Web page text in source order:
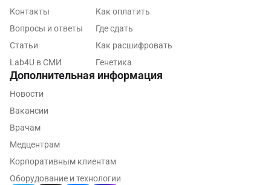
Пятигорск
Реутов
Ростов-на-Дону
Рязань
Самара
Контакты
Вопросы и ответы
Статьи
Lab4U в СМИ
Как оплатить
Где сдать
Как расшифровать
Генетика
Дополнительная информация
Новости
Вакансии
Врачам
Медцентрам
Корпоративным клиентам
Оборудование и технологии